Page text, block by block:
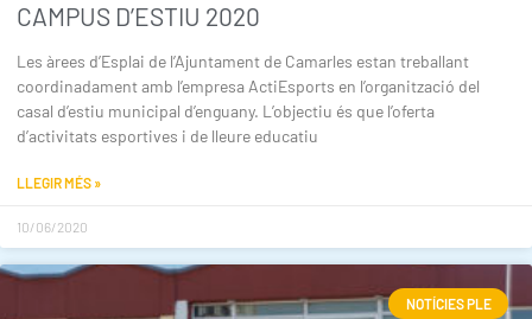
CAMPUS D’ESTIU 2020
Les àrees d’Esplai de l’Ajuntament de Camarles estan treballant
coordinadament amb l’empresa ActiEsports en l’organització del
casal d’estiu municipal d’enguany. L’objectiu és que l’oferta
d’activitats esportives i de lleure educatiu
LLEGIR MÉS »
10/06/2020
NOTÍCIES PLE